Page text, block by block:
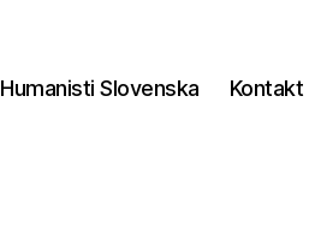
Humanisti Slovenska Kontakt